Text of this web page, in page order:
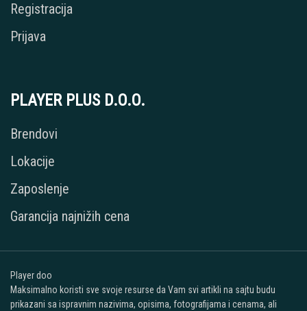
Registracija
Prijava
PLAYER PLUS D.O.O.
Brendovi
Lokacije
Zaposlenje
Garancija najnižih cena
Player doo
Maksimalno koristi sve svoje resurse da Vam svi artikli na sajtu budu
prikazani sa ispravnim nazivima, opisima, fotografijama i cenama, ali